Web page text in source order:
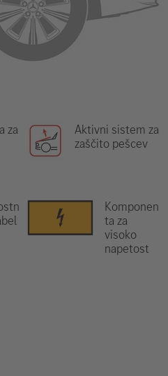
za
Aktivni sistem za
zaščito pešcev
Komponen
ta za
visoko
napetost